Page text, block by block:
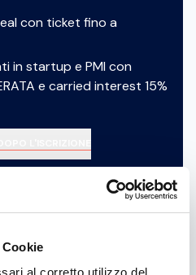
al corretto utilizzo del
con ticket fino a
in startup e PMI con
e carried interest 15%